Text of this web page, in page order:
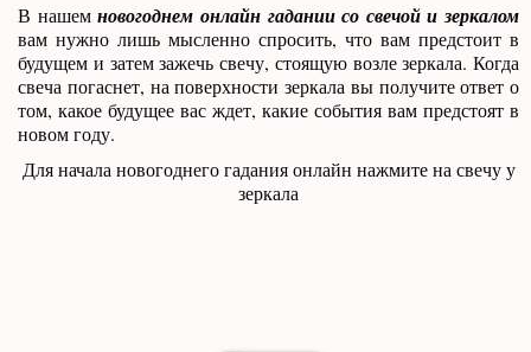
В нашемновогоднем онлайн гадании со свечой и зеркалом
вам нужно лишь мысленно спросить, что вам предстоит в
будущем и затем зажечь свечу, стоящую возле зеркала. Когда
свеча погаснет, на поверхности зеркала вы получите ответ о
том, какое будущее вас ждет, какие события вам предстоят в
новом году.
Для начала новогоднего гадания онлайн нажмите на свечу у
зеркала